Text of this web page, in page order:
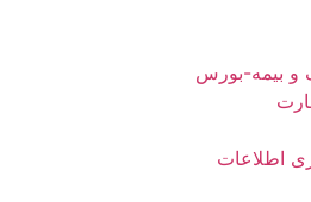
و بیمه-بورس
اطلاعات